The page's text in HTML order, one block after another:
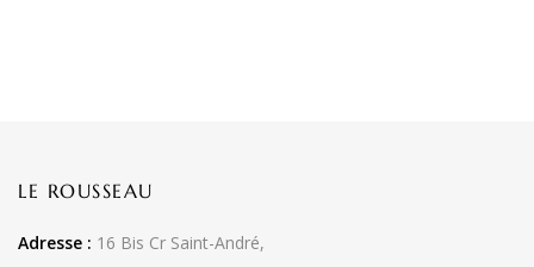
LE ROUSSEAU
Adresse : 16 Bis Cr Saint-André,